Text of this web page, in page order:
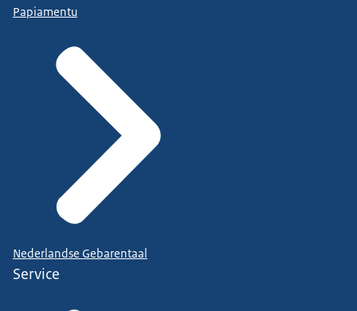
Papiamentu
Nederlandse Gebarentaal
Service